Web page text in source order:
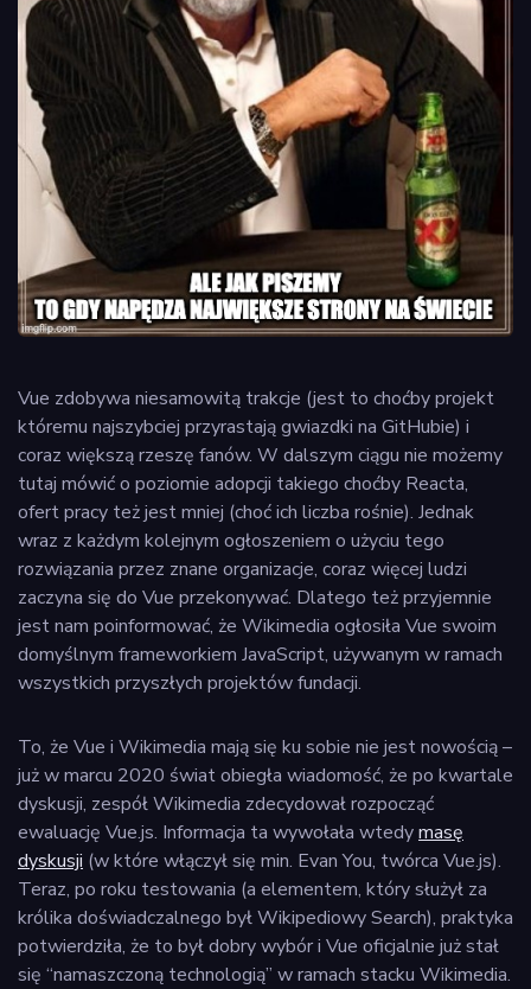
Vue zdobywa niesamowitą trakcje (jest to choćby projekt
któremu najszybciej przyrastają gwiazdki na GitHubie) i
coraz większą rzeszę fanów. W dalszym ciągu nie możemy
tutaj mówić o poziomie adopcji takiego choćby Reacta,
ofert pracy też jest mniej (choć ich liczba rośnie). Jednak
wraz z każdym kolejnym ogłoszeniem o użyciu tego
rozwiązania przez znane organizacje, coraz więcej ludzi
zaczyna się do Vue przekonywać. Dlatego też przyjemnie
jest nam poinformować, że Wikimedia ogłosiła Vue swoim
domyślnym frameworkiem JavaScript, używanym w ramach
wszystkich przyszłych projektów fundacji.
To, że Vue i Wikimedia mają się ku sobie nie jest nowością –
już w marcu 2020 świat obiegła wiadomość, że po kwartale
dyskusji, zespół Wikimedia zdecydował rozpocząć
ewaluację Vue.js. Informacja ta wywołała wtedymasę
dyskusji (w które włączył się min. Evan You, twórca Vue.js).
Teraz, po roku testowania (a elementem, który służył za
królika doświadczalnego był Wikipediowy Search), praktyka
potwierdziła, że to był dobry wybór i Vue oficjalnie już stał
się “namaszczoną technologią” w ramach stacku Wikimedia.